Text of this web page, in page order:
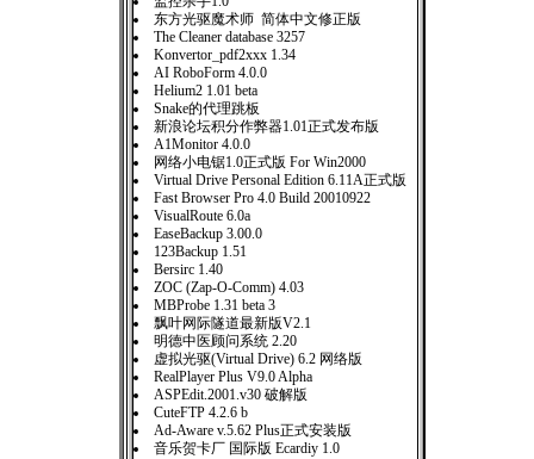
东方光驱魔术师 简体中文修正版
The Cleaner database 3257
Konvertor_pdf2xxx 1.34
AI RoboForm 4.0.0
Helium2 1.01 beta
Snake的代理跳板
新浪论坛积分作弊器1.01正式发布版
A1Monitor 4.0.0
网络小电锯1.0正式版 For Win2000
Virtual Drive Personal Edition 6.11A正式版
Fast Browser Pro 4.0 Build 20010922
VisualRoute 6.0a
EaseBackup 3.00.0
123Backup 1.51
Bersirc 1.40
ZOC (Zap-O-Comm) 4.03
MBProbe 1.31 beta 3
飘叶网际隧道最新版V2.1
明德中医顾问系统 2.20
虚拟光驱(Virtual Drive) 6.2 网络版
RealPlayer Plus V9.0 Alpha
ASPEdit.2001.v30 破解版
CuteFTP 4.2.6 b
Ad-Aware v.5.62 Plus正式安装版
音乐贺卡厂 国际版 Ecardiy 1.0